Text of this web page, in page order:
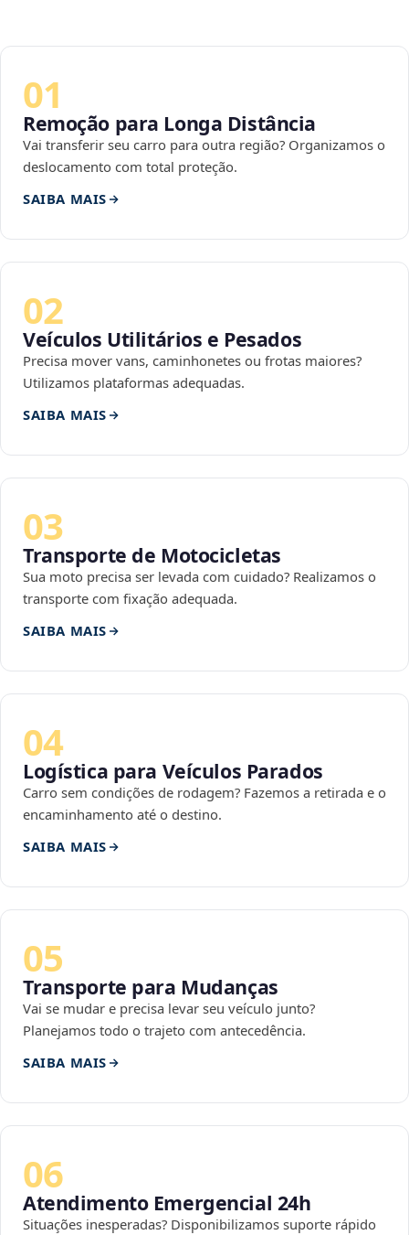
01
Remoção para Longa Distância
Vai transferir seu carro para outra região? Organizamos o
deslocamento com total proteção.
SAIBA MAIS
02
Veículos Utilitários e Pesados
Precisa mover vans, caminhonetes ou frotas maiores?
Utilizamos plataformas adequadas.
SAIBA MAIS
03
Transporte de Motocicletas
Sua moto precisa ser levada com cuidado? Realizamos o
transporte com fixação adequada.
SAIBA MAIS
04
Logística para Veículos Parados
Carro sem condições de rodagem? Fazemos a retirada e o
encaminhamento até o destino.
SAIBA MAIS
05
Transporte para Mudanças
Vai se mudar e precisa levar seu veículo junto?
Planejamos todo o trajeto com antecedência.
SAIBA MAIS
06
Atendimento Emergencial 24h
Situações inesperadas? Disponibilizamos suporte rápido